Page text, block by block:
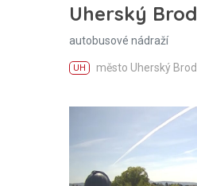
Uherský Brod
autobusové nádraží
UH město Uherský Brod